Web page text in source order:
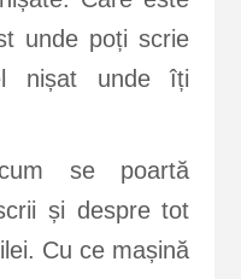
unde poți scrie
nișat unde îți
se poartă
și despre tot
Cu ce mașină